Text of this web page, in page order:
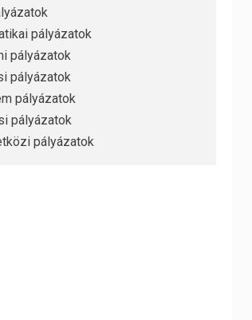
pályázatok
pályázatok
pályázatok
pályázatok
pályázatok
pályázatok